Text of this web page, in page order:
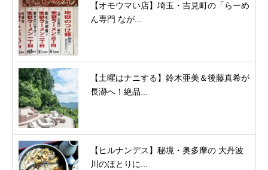
【オモウマい店】埼玉・吉見町の「らーめ
ん専門 なが...
【土曜はナニする】鈴木亜美＆後藤真希が
長瀞へ！絶品...
【ヒルナンデス】秘境・奥多摩の 大丹波
川のほとりに...